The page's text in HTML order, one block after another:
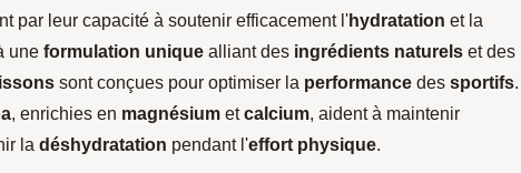
par leur capacité à soutenir efficacement l'hydratation et la
une formulation unique alliant des ingrédients naturels et des
sont conçues pour optimiser la performance des sportifs.
, enrichies en magnésium etcalcium, aident à maintenir
la déshydratation pendant l'effort physique.